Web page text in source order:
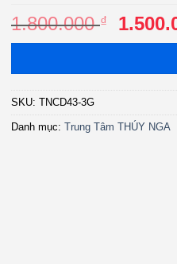
1.800.000₫
Giá
gốc
SKU: TNCD43-3G
Danh mục: Trung Tâm THÚY NGA